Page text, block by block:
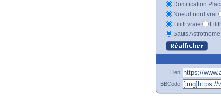
Domification
Noeud nord vrai
Lilith vraie
Sauts Astrotheme
Lien
BBCode